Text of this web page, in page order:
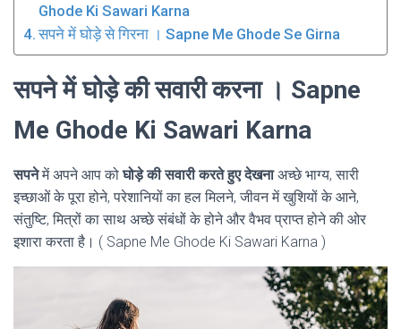
Ghode Ki Sawari Karna
सपने में घोड़े से गिरना । Sapne Me Ghode Se Girna
सपने में घोड़े की सवारी करना । Sapne
Me Ghode Ki Sawari Karna
सपनेमें अपने आप कोघोड़े की सवारी करते हुए देखनाअच्छे भाग्य, सारी
इच्छाओं के पूरा होने, परेशानियों का हल मिलने, जीवन में खुशियों के आने,
संतुष्टि, मित्रों का साथ अच्छे संबंधों के होने और वैभव प्राप्त होने की ओर
इशारा करता है। ( Sapne Me Ghode Ki Sawari Karna )